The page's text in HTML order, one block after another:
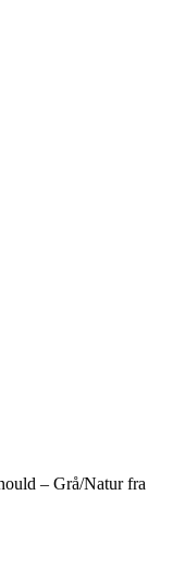
– Grå/Natur fra